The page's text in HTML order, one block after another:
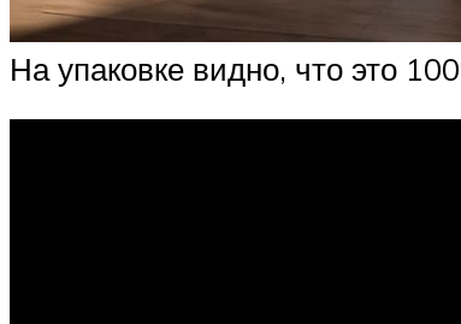
На упаковке видно, что это